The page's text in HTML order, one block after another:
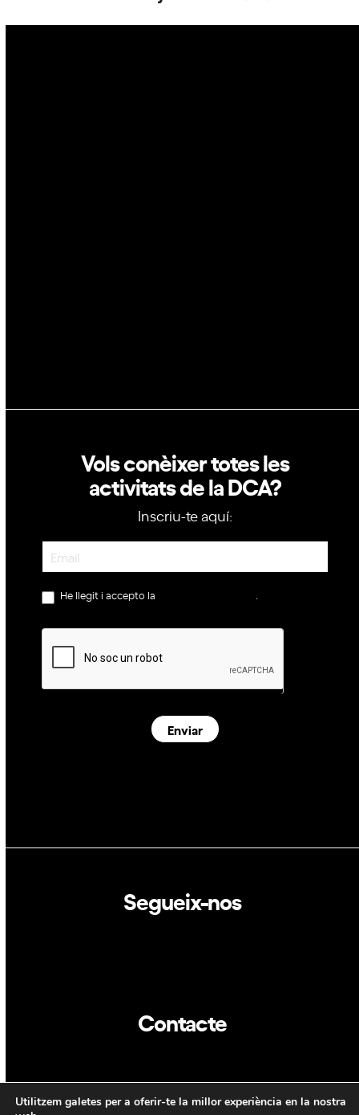
Vols conèixer totes les
activitats de la DCA?
Inscriu-te aquí:
He llegit i accepto la
Enviar
Segueix-nos
Contacte
Utilitzem galetes per a oferir-te la millor experiència en la nostra